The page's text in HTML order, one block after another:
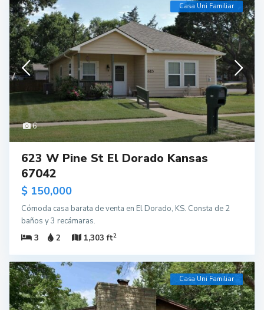
6
Casa Uni Familiar
623 W Pine St El Dorado Kansas
67042
$ 150,000
Cómoda casa barata de venta en El Dorado, KS. Consta de 2
baños y 3 recámaras.
3
2 1,303 ft2
Casa Uni Familiar